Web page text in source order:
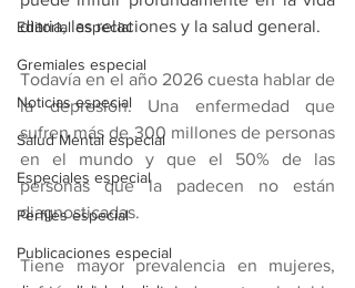
Editorial especial
Gremiales especial
Noticias especial
Salud Mental especial
Especiales especial
Perfiles especial
Publicaciones especial
diaria, las relaciones y la salud general.
Todavía en el año 2026 cuesta hablar de
la depresión. Una enfermedad que
sufren más de 300 millones de personas
en el mundo y que el 50% de las
personas que la padecen no están
diagnosticadas.
Tiene mayor prevalencia en mujeres,